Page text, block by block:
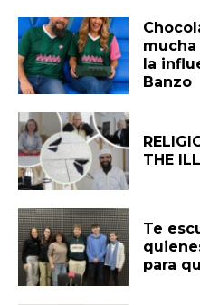
la
Banzo
THE
Te
para